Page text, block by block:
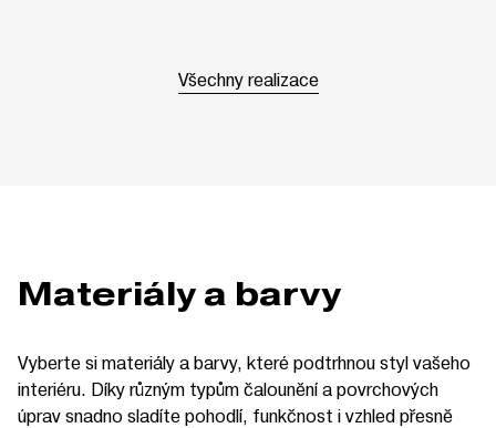
Všechny realizace
Materiály a barvy
Vyberte si materiály a barvy, které podtrhnou styl vašeho
interiéru. Díky různým typům čalounění a povrchových
úprav snadno sladíte pohodlí, funkčnost i vzhled přesně